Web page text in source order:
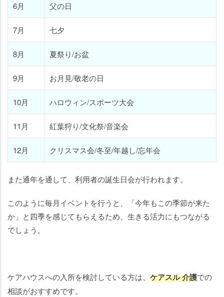
6月 父の日
7月 七夕
8月 夏祭り/お盆
9月 お月見/敬老の日
10月 ハロウィン/スポーツ大会
11月 紅葉狩り/文化祭/音楽会
12月 クリスマス会/冬至/年越し/忘年会
また通年を通して、利用者の誕生日会が行われます。
このように毎月イベントを行うと、「今年もこの季節が来た
か」と四季を感じてもらえるため、生きる活力にもつながる
でしょう。
ケアハウスへの入所を検討している方は、 ケアスル 介護での
相談がおすすめです。